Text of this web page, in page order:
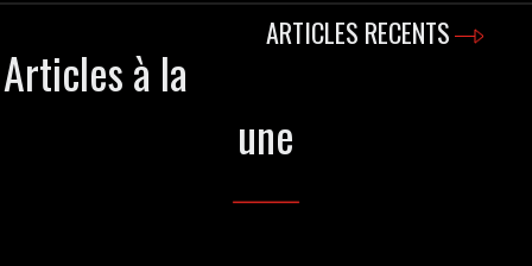
ARTICLES RECENTS
Articles à la
une